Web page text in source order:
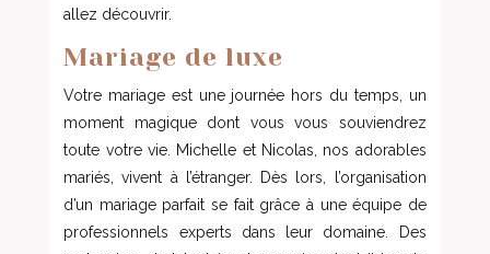
allez découvrir.
Mariage de luxe
Votre mariage est une journée hors du temps, un
moment magique dont vous vous souviendrez
toute votre vie. Michelle et Nicolas, nos adorables
mariés, vivent à l’étranger. Dès lors, l’organisation
d’un mariage parfait se fait grâce à une équipe de
professionnels experts dans leur domaine. Des